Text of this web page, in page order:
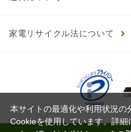
家電リサイクル法について
本サイトの最適化や利用状況の
Cookieを使用しています。詳細